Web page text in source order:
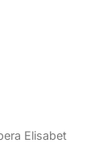
Elisabet